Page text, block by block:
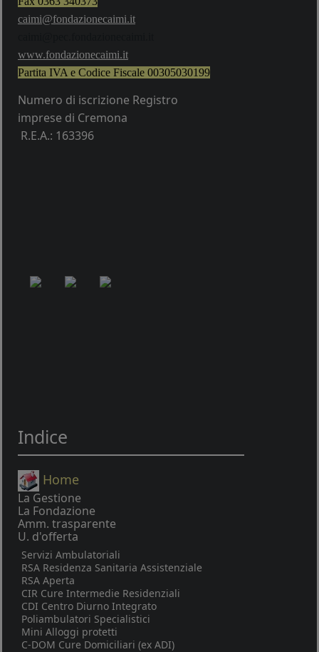
caimi@fondazionecaimi.it
www.fondazionecaimi.it
Partita IVA e Codice Fiscale 00305030199
Numero di iscrizione Registro
imprese di Cremona
R.E.A.: 163396
Indice
Home
La Gestione
La Fondazione
Amm. trasparente
U. d'offerta
Servizi Ambulatoriali
RSA Residenza Sanitaria Assistenziale
RSA Aperta
CIR Cure Intermedie Residenziali
CDI Centro Diurno Integrato
Poliambulatori Specialistici
Mini Alloggi protetti
C-DOM Cure Domiciliari (ex ADI)